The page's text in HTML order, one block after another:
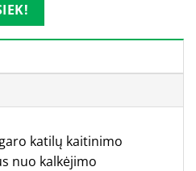
katilų kaitinimo
nuo kalkėjimo